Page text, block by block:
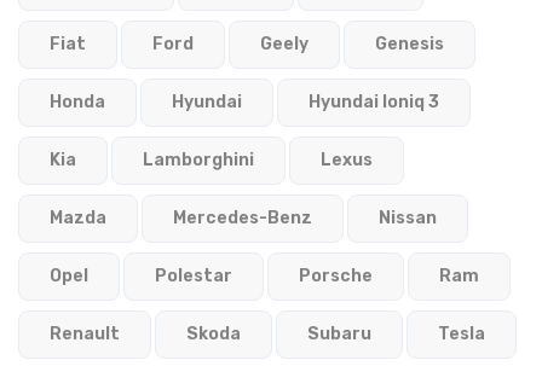
Fiat Ford Geely Genesis
Honda Hyundai Hyundai Ioniq 3
Kia Lamborghini Lexus
Mazda Mercedes-Benz Nissan
Opel Polestar Porsche Ram
Renault Skoda Subaru Tesla